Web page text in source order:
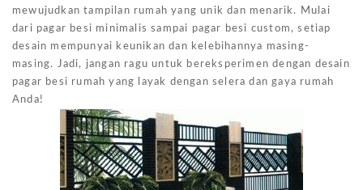
mewujudkan tampilan rumah yang unik dan menarik. Mulai
dari pagar besi minimalis sampai pagar besi custom, setiap
desain mempunyai keunikan dan kelebihannya masing-
masing. Jadi, jangan ragu untuk bereksperimen dengan desain
pagar besi rumah yang layak dengan selera dan gaya rumah
Anda!